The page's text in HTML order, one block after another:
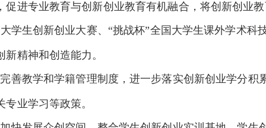
进专业教育与创新创业教育有机融合，将创新创业
学生创新创业大赛、“挑战杯”全国大学生课外学术科
精神和创造能力。
善教学和学籍管理制度，进一步落实创新创业学分积
业学习等政策。